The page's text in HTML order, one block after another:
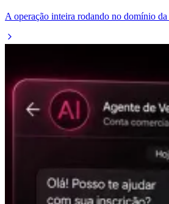
A operação inteira rodando no domínio da